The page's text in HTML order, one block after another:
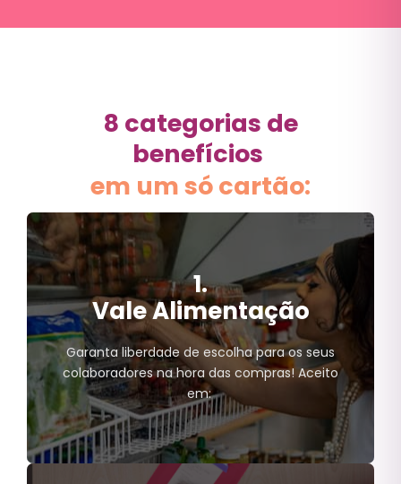
8 categorias de
benefícios
em um só cartão:
1.
Vale Alimentação
Garanta liberdade de escolha para os seus
colaboradores na hora das compras! Aceito
em: